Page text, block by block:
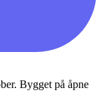
Bygget på åpne